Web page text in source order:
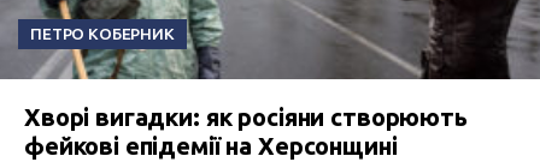
ПЕТРО КОБЕРНИК
Хворі вигадки: як росіяни створюють
фейкові епідемії на Херсонщині